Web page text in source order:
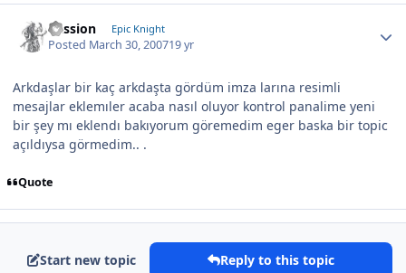
Passion Epic Knight
Posted March 30, 200719 yr
Arkdaşlar bir kaç arkdaşta gördüm imza larına resimli
mesajlar eklemıler acaba nasıl oluyor kontrol panalime yeni
bir şey mı eklendı bakıyorum göremedim eger baska bir topic
açıldıysa görmedim.. .
Quote
Start new topic Reply to this topic